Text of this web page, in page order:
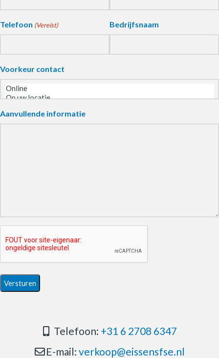
Telefoon (Vereist) Bedrijfsnaam
Voorkeur contact
Aanvullende informatie
Telefoon: +31 6 2708 6347
E-mail: verkoop@eissensfse.nl